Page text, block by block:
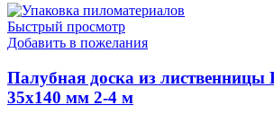
Быстрый просмотр
Добавить в пожелания
Палубная доска из лиственницы
35х140 мм 2-4 м